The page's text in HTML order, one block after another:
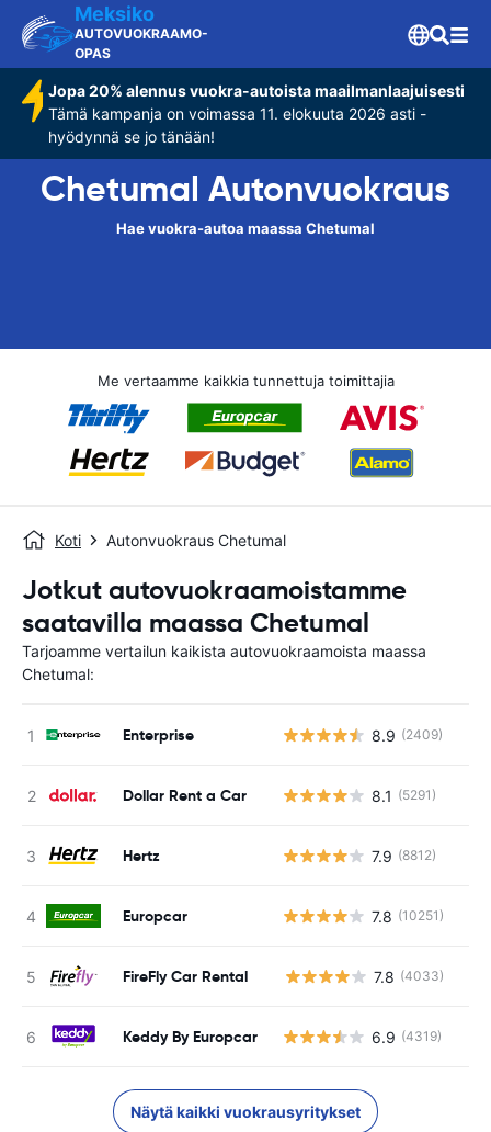
Meksiko
AUTOVUOKRAAMO-
OPAS
Jopa 20% alennus vuokra-autoista maailmanlaajuisesti
Tämä kampanja on voimassa 11. elokuuta 2026 asti -
hyödynnä se jo tänään!
Chetumal Autonvuokraus
Hae vuokra-autoa maassa Chetumal
Me vertaamme kaikkia tunnettuja toimittajia
Koti Autonvuokraus Chetumal
Jotkut autovuokraamoistamme
saatavilla maassa Chetumal
Tarjoamme vertailun kaikista autovuokraamoista maassa
Chetumal:
Enterprise 8.9 (2409)
Dollar Rent a Car 8.1 (5291)
Hertz 7.9 (8812)
Europcar 7.8 (10251)
FireFly Car Rental 7.8 (4033)
Keddy By Europcar 6.9 (4319)
Näytä kaikki vuokrausyritykset